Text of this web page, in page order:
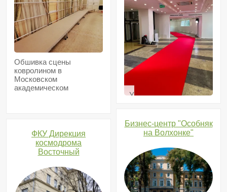
Обшивка сцены
ковролином в
Московском
академическом
ФКУ Дирекция
космодрома
Восточный
Укладка
модельном
агентстве
Бизнес-центр "Особняк
на Волхонке"